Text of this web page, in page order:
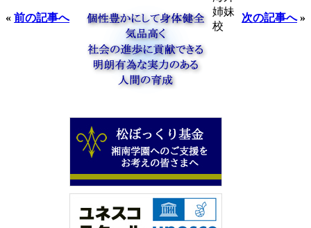
« 前の記事へ 次の記事へ»
姉妹
校